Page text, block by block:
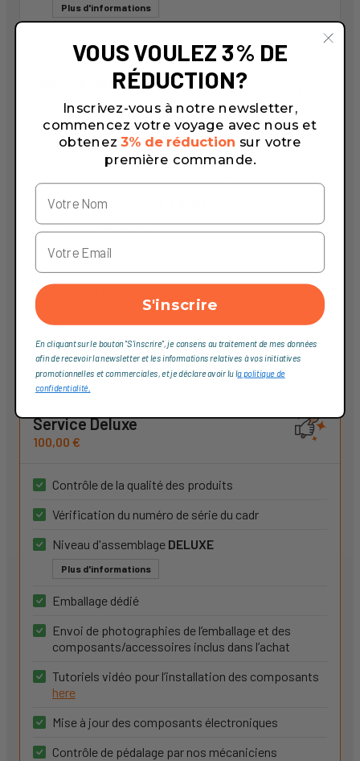
Plus d'informations
Service Smart
65,00 €
Contrôle de la qualité des produits
Niveau d'assemblage
Plus d'informations
Emballage dédié
Envoi de photographies de l’emballage et des
composants/accessoires inclus dans l’achat
here
Service Deluxe
100,00 €
Contrôle de la qualité des produits
Vérification du numéro de série du cadr
Niveau d'assemblage DELUXE
Plus d'informations
Emballage dédié
Envoi de photographies de l’emballage et des
composants/accessoires inclus dans l’achat
Tutoriels vidéo pour l’installation des composants
here
Mise à jour des composants électroniques
Contrôle de pédalage par nos mécaniciens
VOUS VOULEZ 3% DE
RÉDUCTION?
Inscrivez-vous à notre newsletter,
commencez votre voyage avec nous et
obtenez 3% de réduction sur votre
première commande.
S'inscrire
En cliquant sur le bouton "S'inscrire", je consens au traitement de mes données
afin de recevoir la newsletter et les informations relatives à vos initiatives
promotionnelles et commerciales, et je déclare avoir lu la politique de
confidentialité,